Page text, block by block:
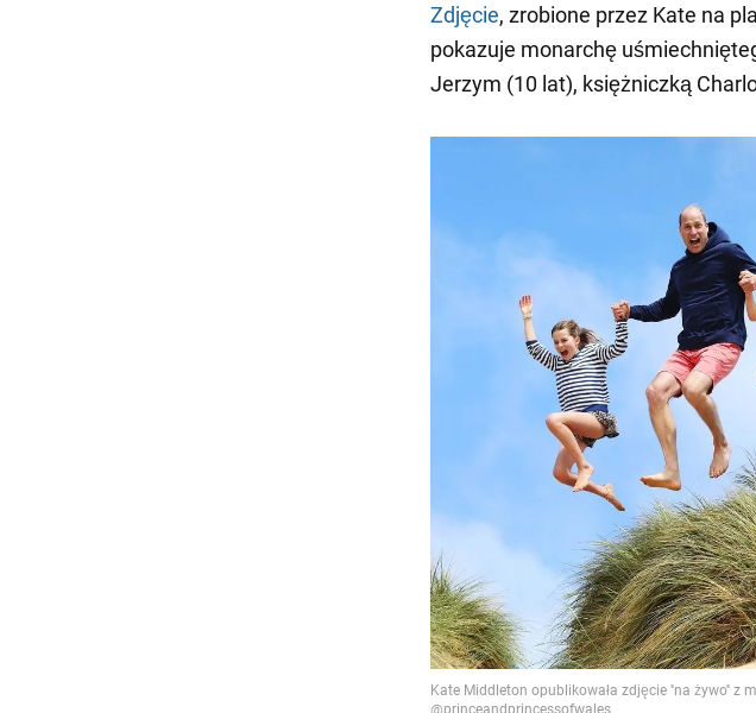
Zdjęcie, zrobione przez Kate na
pokazuje monarchę
Jerzym (10 lat), księżniczką